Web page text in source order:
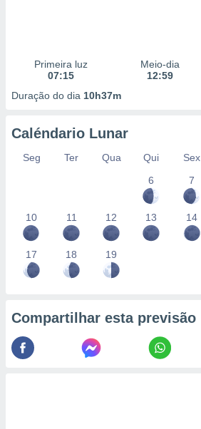
Primeira luz
07:15
Meio-dia
12:59
Duração do dia 10h37m
Caléndario Lunar
Seg Ter Qua Qui Sex
6
7
10 11 12 13 14
17 18 19
Compartilhar esta previsão